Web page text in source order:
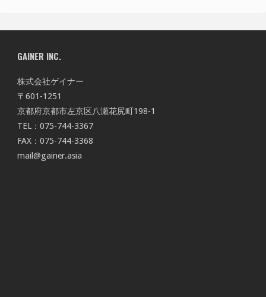
GAINER INC.
株式会社ゲイナー
〒601-1251
京都府京都市左京区八瀬花尻町198-1
TEL：075-744-3367
FAX：075-744-3368
mail@gainer.asia